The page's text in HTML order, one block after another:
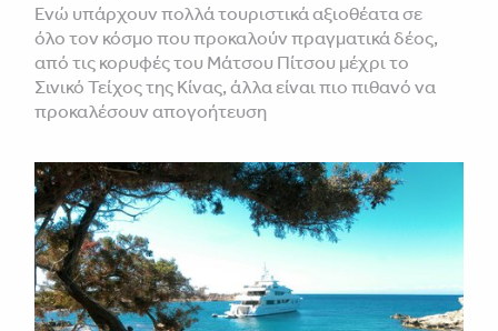
Ενώ υπάρχουν πολλά τουριστικά αξιοθέατα σε
όλο τον κόσμο που προκαλούν πραγματικά δέος,
από τις κορυφές του Μάτσου Πίτσου μέχρι το
Σινικό Τείχος της Κίνας, άλλα είναι πιο πιθανό να
προκαλέσουν απογοήτευση